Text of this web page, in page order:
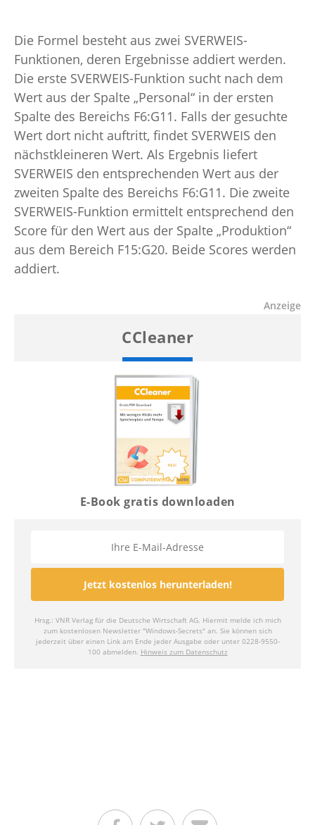
Die Formel besteht aus zwei SVERWEIS-
Funktionen, deren Ergebnisse addiert werden.
Die erste SVERWEIS-Funktion sucht nach dem
Wert aus der Spalte „Personal“ in der ersten
Spalte des Bereichs F6:G11. Falls der gesuchte
Wert dort nicht auftritt, findet SVERWEIS den
nächstkleineren Wert. Als Ergebnis liefert
SVERWEIS den entsprechenden Wert aus der
zweiten Spalte des Bereichs F6:G11. Die zweite
SVERWEIS-Funktion ermittelt entsprechend den
Score für den Wert aus der Spalte „Produktion“
aus dem Bereich F15:G20. Beide Scores werden
addiert.